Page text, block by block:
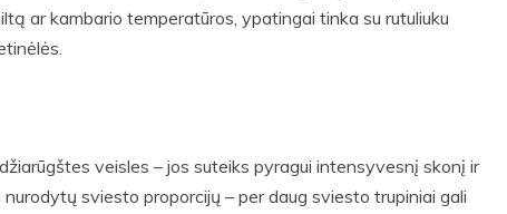
ar kambario temperatūros, ypatingai tinka su rutuliuku
veisles – jos suteiks pyragui intensyvesnį skonį ir
sviesto proporcijų – per daug sviesto trupiniai gali